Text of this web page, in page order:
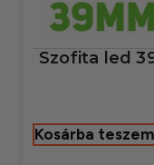
Szofita led
Kosárba teszem